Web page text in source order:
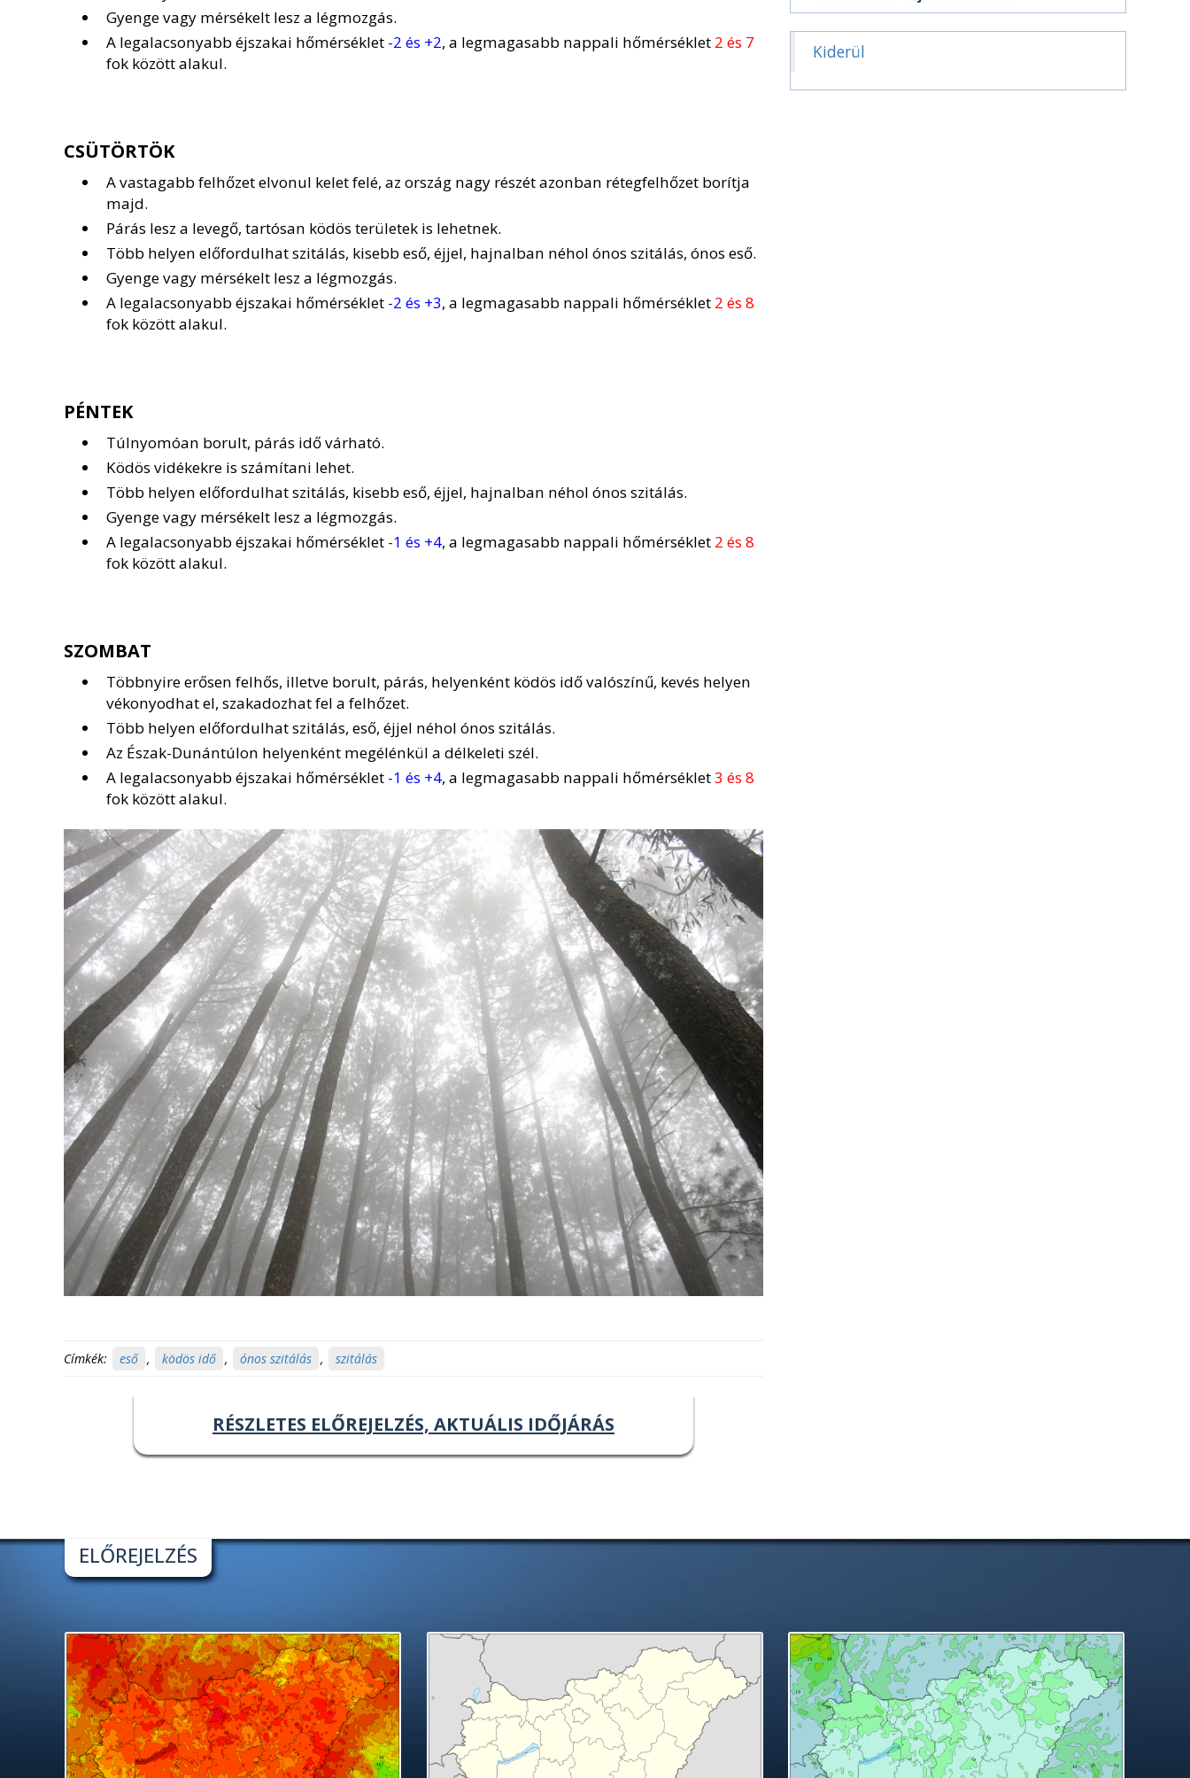
Gyenge vagy mérsékelt lesz a légmozgás.
A legalacsonyabb éjszakai hőmérséklet -2 és +2, a legmagasabb nappali hőmérséklet 2 és 7
fok között alakul.
CSÜTÖRTÖK
A vastagabb felhőzet elvonul kelet felé, az ország nagy részét azonban rétegfelhőzet borítja
majd.
Párás lesz a levegő, tartósan ködös területek is lehetnek.
Több helyen előfordulhat szitálás, kisebb eső, éjjel, hajnalban néhol ónos szitálás, ónos eső.
Gyenge vagy mérsékelt lesz a légmozgás.
A legalacsonyabb éjszakai hőmérséklet -2 és +3, a legmagasabb nappali hőmérséklet 2 és 8
fok között alakul.
PÉNTEK
Túlnyomóan borult, párás idő várható.
Ködös vidékekre is számítani lehet.
Több helyen előfordulhat szitálás, kisebb eső, éjjel, hajnalban néhol ónos szitálás.
Gyenge vagy mérsékelt lesz a légmozgás.
A legalacsonyabb éjszakai hőmérséklet -1 és +4, a legmagasabb nappali hőmérséklet 2 és 8
fok között alakul.
SZOMBAT
Többnyire erősen felhős, illetve borult, párás, helyenként ködös idő valószínű, kevés helyen
vékonyodhat el, szakadozhat fel a felhőzet.
Több helyen előfordulhat szitálás, eső, éjjel néhol ónos szitálás.
Az Észak-Dunántúlon helyenként megélénkül a délkeleti szél.
A legalacsonyabb éjszakai hőmérséklet -1 és +4, a legmagasabb nappali hőmérséklet3 és 8
fok között alakul.
Címkék: eső , ködös idő , ónos szitálás , szitálás
RÉSZLETES ELŐREJELZÉS, AKTUÁLIS IDŐJÁRÁS
Kiderül
ELŐREJELZÉS